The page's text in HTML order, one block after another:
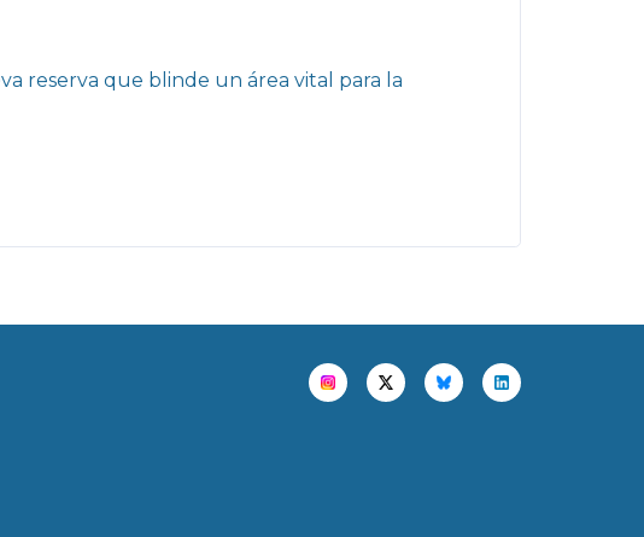
reserva que blinde un área vital para la